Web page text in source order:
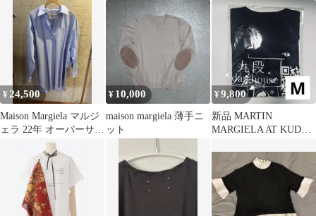
黒 ドッキング サイ
ズ S
スーツ タートル
ディガン 長袖
¥ 24,500
Maison Margiela マルジ
ェラ 22年 オーバーサイ
ズシャツ XS
¥ 10,000
maison margiela 薄手ニ
ット
¥9,800
新品 MARTIN
MARGIELA AT KUDAN